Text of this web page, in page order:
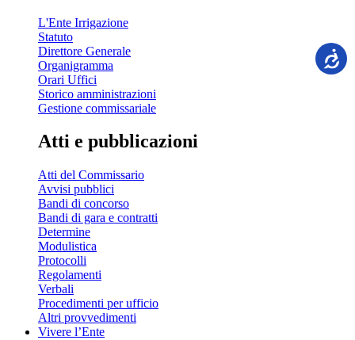
L'Ente Irrigazione
Statuto
Direttore Generale
Organigramma
Orari Uffici
Storico amministrazioni
Gestione commissariale
Atti e pubblicazioni
Atti del Commissario
Avvisi pubblici
Bandi di concorso
Bandi di gara e contratti
Determine
Modulistica
Protocolli
Regolamenti
Verbali
Procedimenti per ufficio
Altri provvedimenti
Vivere l’Ente